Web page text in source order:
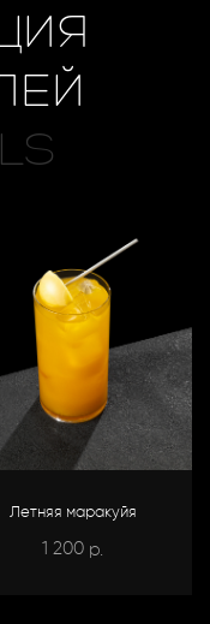
Летняя маракуйя
1 200 р.